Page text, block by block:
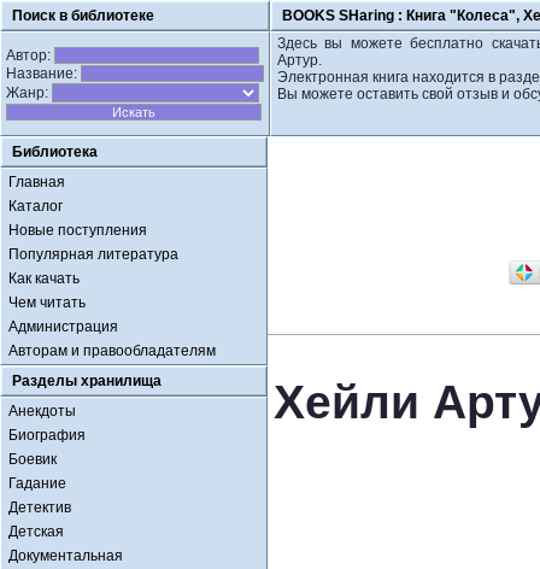
Поиск в библиотеке BOOKS SHaring : Книга "Колеса",
Автор:
Название:
Жанр:
Здесь вы можете бесплатно
Артур.
Электронная книга находится в
Вы можете оставить свой отзыв и
Библиотека
Главная
Каталог
Новые поступления
Популярная литература
Как качать
Чем читать
Администрация
Авторам и правообладателям
Разделы хранилища
Анекдоты
Биография
Боевик
Гадание
Детектив
Детская
Документальная
Хейли